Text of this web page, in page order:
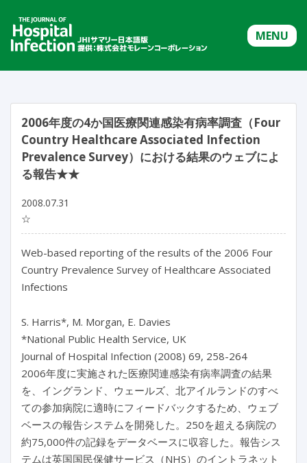
MENU
2006年度の4か国医療関連感染有病率調査（Four
Country Healthcare Associated Infection
Prevalence Survey）における結果のウェブによ
る報告★★
2008.07.31
☆
Web-based reporting of the results of the 2006 Four
Country Prevalence Survey of Healthcare Associated
Infections
S. Harris*, M. Morgan, E. Davies
*National Public Health Service, UK
Journal of Hospital Infection (2008) 69, 258-264
2006年度に実施された医療関連感染有病率調査の結果
を、イングランド、ウェールズ、北アイルランドのすべ
ての参加病院に適時にフィードバックするため、ウェブ
ベースの報告システムを開発した。250を超える病院の
約75,000件の記録をデータベースに収容した。報告シス
テムは英国国民保健サービス（NHS）のイントラネット